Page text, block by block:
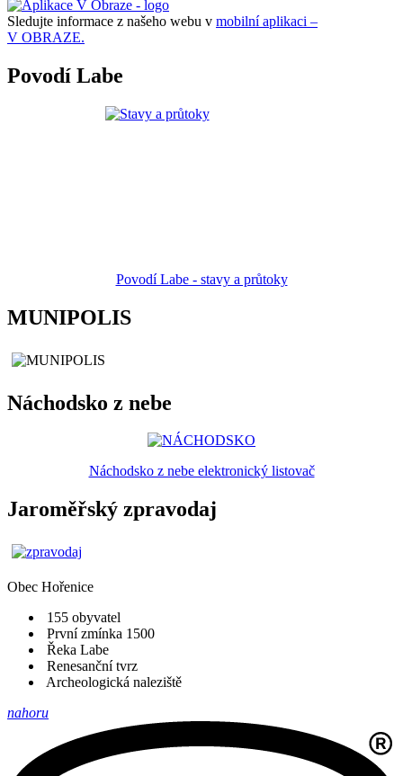
Sledujte informace z našeho webu v mobilní aplikaci –
V OBRAZE.
Povodí Labe
Povodí Labe - stavy a průtoky
MUNIPOLIS
Náchodsko z nebe
Náchodsko z nebe elektronický listovač
Jaroměřský zpravodaj
Obec Hořenice
155 obyvatel
První zmínka 1500
Řeka Labe
Renesanční tvrz
Archeologická naleziště
nahoru